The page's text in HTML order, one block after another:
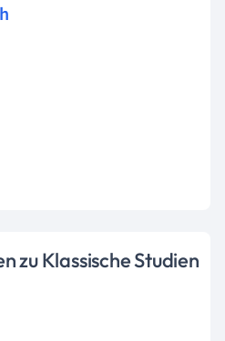
zu Klassische Studien